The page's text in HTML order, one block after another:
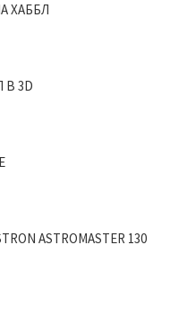
ХАББЛ
В 3D
ASTROMASTER 130